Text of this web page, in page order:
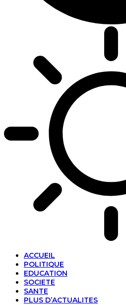
ACCUEIL
POLITIQUE
EDUCATION
SOCIETE
SANTE
PLUS D’ACTUALITES